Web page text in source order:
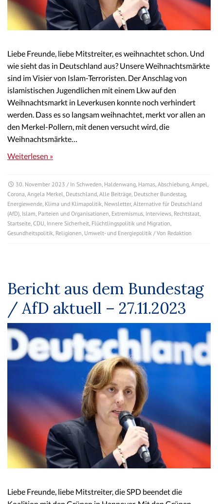
Liebe Freunde, liebe Mitstreiter, es weihnachtet schon. Und
wie sieht das in Deutschland aus? Unsere Weihnachtsmärkte
sind im Visier von Islam-Terroristen. Der Anschlag von
islamistischen Jugendlichen mit einem Lkw auf den
Weihnachtsmarkt in Leverkusen konnte noch verhindert
werden. Dass es so langsam weihnachtet, merkt vor allen an
den Merkel-Pollern, mit denen versucht wird, die
Weihnachtsmärkte…
Weiterlesen »
30. November 2023 / In Schweden, Haldenwang, Hamas, Abschiebung, Ampel,
Corona, Angela Merkel, Deutschland, Alle Beiträge, Deutscher Bundestag,
Energiewende, Klima und Klimapolitik, Newsletter, Alternative für Deutschland
(AfD), Islam, Parteien und Organisationen, Extremismus, Interviews, Rechtstaat,
Startseite, CDU, Innere Sicherheit, Flüchtlingspolitik und Migration,
Gesundheitspolitik, Religionen, Umwelt- und Energiepolitik / Von Redaktion
Bericht aus dem Bundestag
/ AfD aktuell – 27.11.2023
Liebe Freunde, liebe Mitstreiter, die SPD beendet die